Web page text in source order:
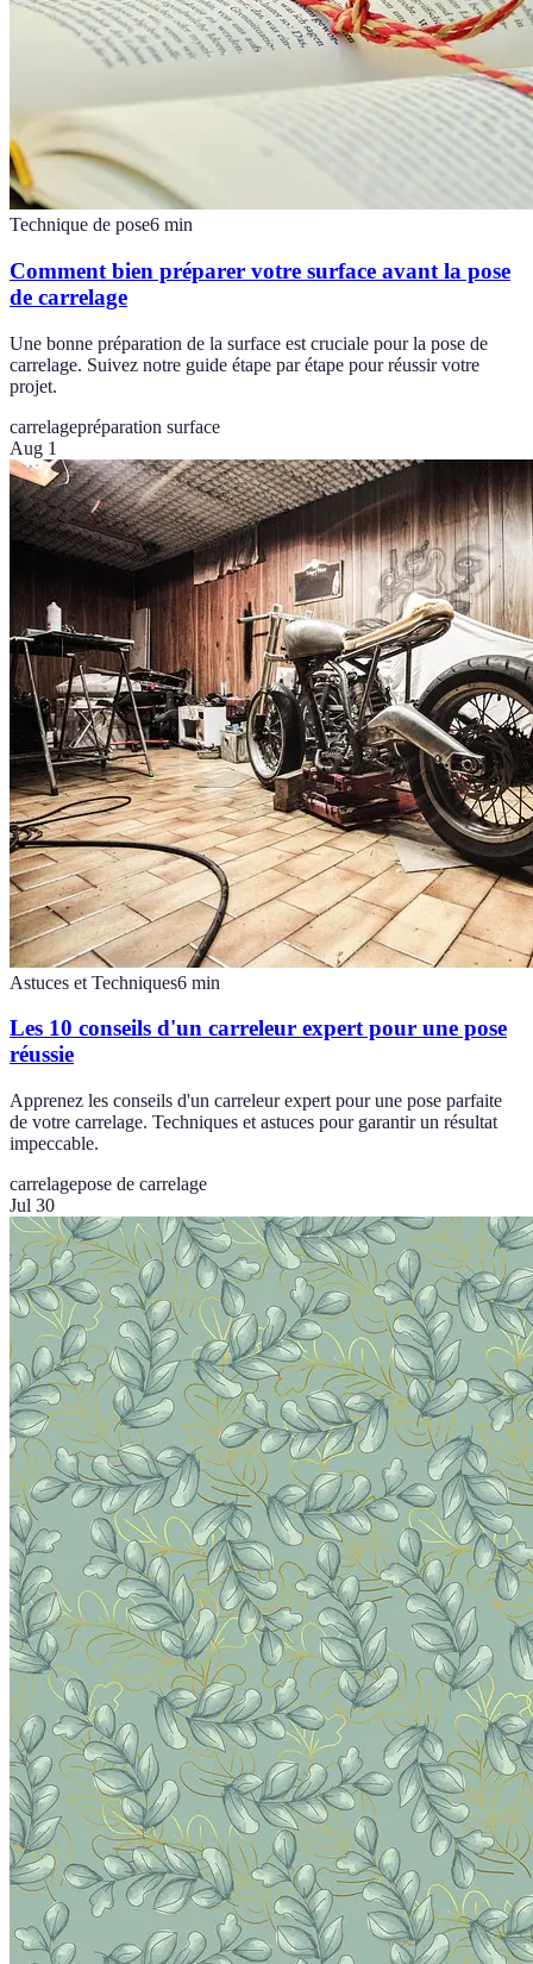
Technique de pose6 min
Comment bien préparer votre surface avant la pose
de carrelage
Une bonne préparation de la surface est cruciale pour la pose de
carrelage. Suivez notre guide étape par étape pour réussir votre
projet.
carrelagepréparation surface
Aug 1
Astuces et Techniques6 min
Les 10 conseils d'un carreleur expert pour une pose
réussie
Apprenez les conseils d'un carreleur expert pour une pose parfaite
de votre carrelage. Techniques et astuces pour garantir un résultat
impeccable.
carrelagepose de carrelage
Jul 30